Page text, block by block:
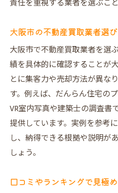
責任を重視する業者を選ぶこ
大阪市の不動産買取業者選
大阪市で不動産買取業者を選
績を具体的に確認することが
とに集客力や売却方法が異な
す。例えば、だんらん住宅の
VR室内写真や建築士の調査書
提供しています。実例を参考
し、納得できる根拠や説明が
しょう。
口コミやランキングで見極